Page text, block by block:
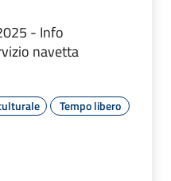
- Info
navetta
Tempo libero